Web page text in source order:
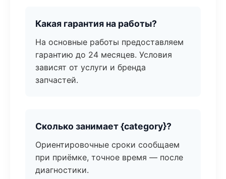
Какая гарантия на работы?
На основные работы предоставляем
гарантию до 24 месяцев. Условия
зависят от услуги и бренда
запчастей.
Сколько занимает {category}?
Ориентировочные сроки сообщаем
при приёмке, точное время — после
диагностики.